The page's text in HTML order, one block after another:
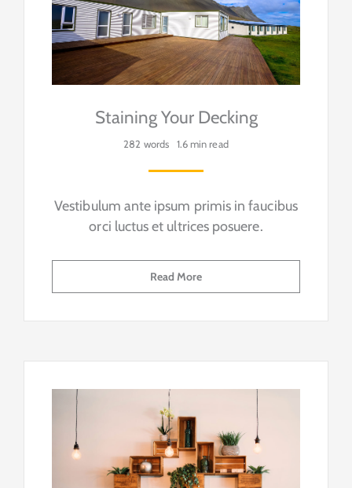
Staining Your Decking
282 words 1.6 min read
Vestibulum ante ipsum primis in faucibus
orci luctus et ultrices posuere.
Read More